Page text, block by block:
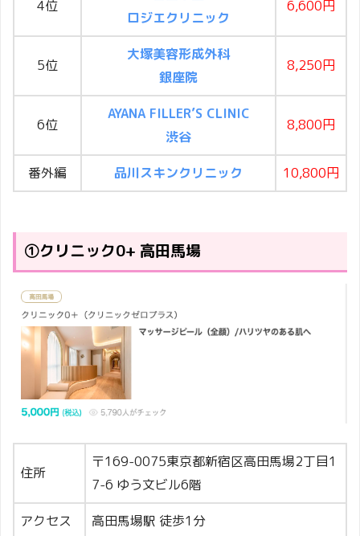
4位
ロジエクリニック
6,600円
5位
大塚美容形成外科
銀座院
8,250円
6位
AYANA FILLER’S CLINIC
渋谷
8,800円
番外編 品川スキンクリニック 10,800円
①クリニック0+ 高田馬場
住所
〒169-0075東京都新宿区高田馬場2丁目1
7-6 ゆう文ビル6階
アクセス ⾼⽥⾺場駅 徒歩1分